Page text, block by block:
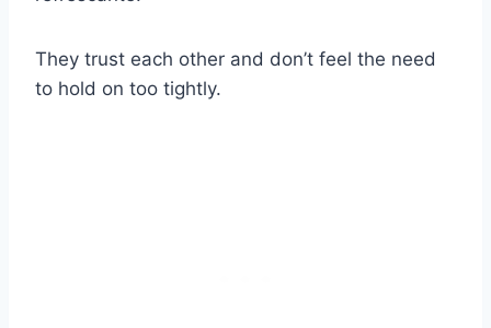
They trust each other and don’t feel the need
to hold on too tightly.